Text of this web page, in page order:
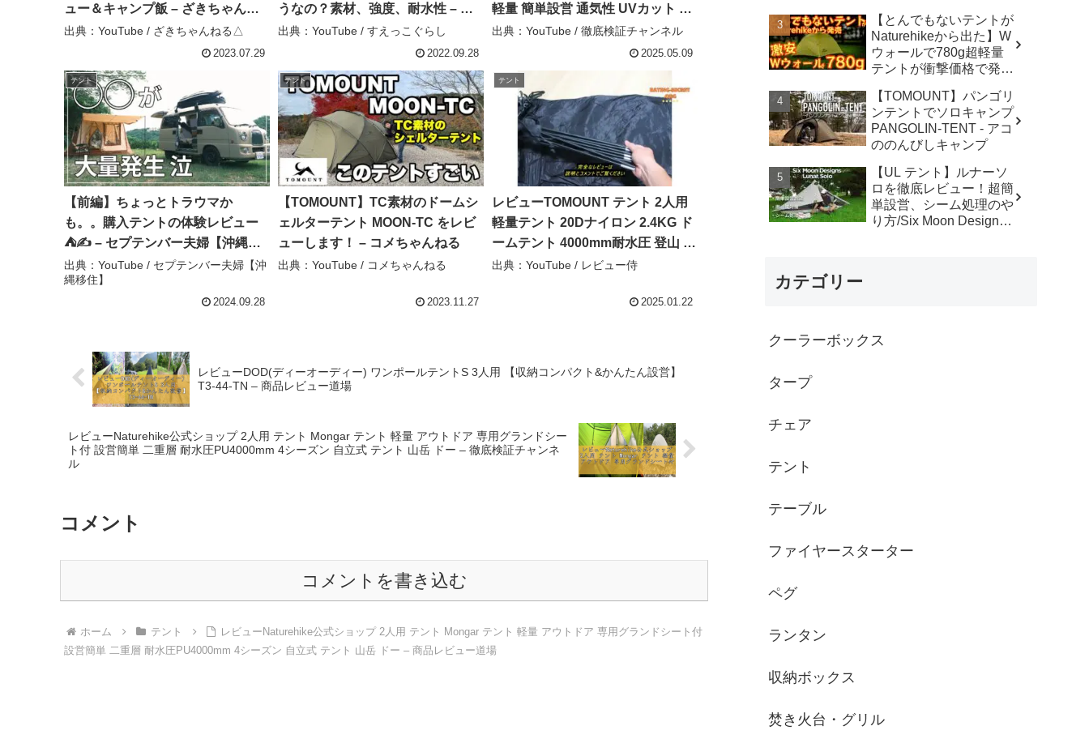
ュー＆キャンプ飯 – ざきちゃんね
る△
出典：YouTube / ざきちゃんねる△
2023.07.29
うなの？素材、強度、耐水性 – す
えっこぐらし
出典：YouTube / すえっこぐらし
2022.09.28
軽量 簡単設営 通気性 UVカット 耐
水圧1500㎜+ 煙突穴 スカート付き
キャンプ アウトドア 【the hills –
徹底検証チャンネル
出典：YouTube / 徹底検証チャンネル
2025.05.09
テント
【前編】ちょっとトラウマか
も。。購入テントの体験レビュー
⛺️✍️ – セプテンバー夫婦【沖縄移
住】
出典：YouTube / セプテンバー夫婦【沖
縄移住】
2024.09.28
テント
【TOMOUNT】TC素材のドームシ
ェルターテント MOON-TC をレビ
ューします！ – コメちゃんねる
出典：YouTube / コメちゃんねる
2023.11.27
テント
レビューTOMOUNT テント 2人用
軽量テント 20Dナイロン 2.4KG ド
ームテント 4000mm耐水圧 登山 キ
ャンプテント 広い前室 通気性 二重
出典：YouTube / レビュー侍
2025.01.22
レビューDOD(ディーオーディー) ワンポールテントS 3人用 【収納コンパクト&かんたん設営】
T3-44-TN – 商品レビュー道場
レビューNaturehike公式ショップ 2人用 テント Mongar テント 軽量 アウトドア 専用グランドシー
ト付 設営簡単 二重層 耐水圧PU4000mm 4シーズン 自立式 テント 山岳 ドー – 徹底検証チャンネ
ル
コメント
コメントを書き込む
ホーム テント
レビューNaturehike公式ショップ 2人用 テント Mongar テント 軽量 アウトドア 専用グランドシート付
設営簡単 二重層 耐水圧PU4000mm 4シーズン 自立式 テント 山岳 ドー – 商品レビュー道場
カ】
【とんでもないテントが
Naturehikeから出た】W
ウォールで780g超軽量
テントが衝撃価格で発売
解説の保存版【ULギ
ア】【キャンプ道具】
【アウトドア】#855 -
Hurricane Camp / ハリケ
ーンキャンプ
【TOMOUNT】パンゴリ
ンテントでソロキャンプ
PANGOLIN-TENT - アコ
ののんびしキャンプ
【UL テント】ルナーソ
ロを徹底レビュー！超簡
単設営、シーム処理のや
り方/Six Moon Designs
カテゴリー
クーラーボックス
タープ
チェア
テント
テーブル
ファイヤースターター
ペグ
ランタン
収納ボックス
焚き火台・グリル